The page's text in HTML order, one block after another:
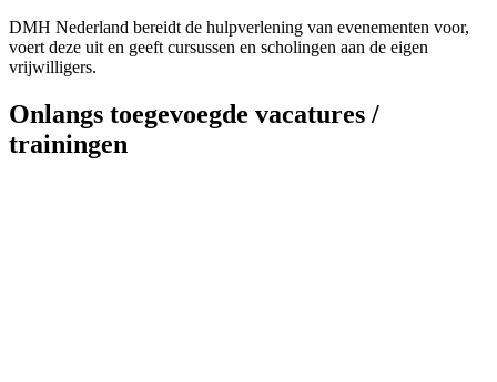
DMH Nederland bereidt de hulpverlening van evenementen voor,
voert deze uit en geeft cursussen en scholingen aan de eigen
vrijwilligers.
Onlangs toegevoegde vacatures /
trainingen